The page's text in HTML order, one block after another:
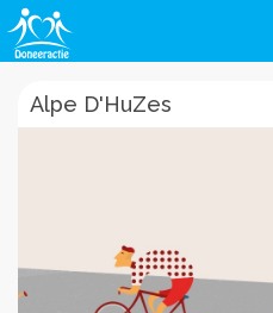
Alpe D'HuZes